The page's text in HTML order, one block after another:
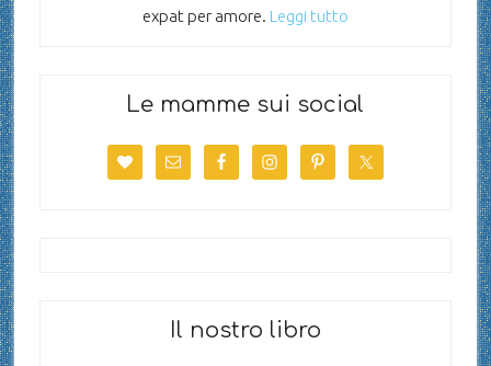
expat per amore. Leggi tutto
Le mamme sui social
Il nostro libro